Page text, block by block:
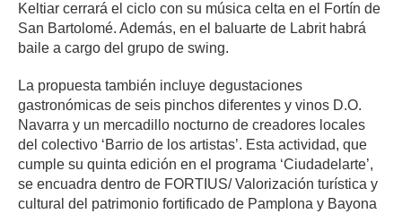
Keltiar cerrará el ciclo con su música celta en el Fortín de
San Bartolomé. Además, en el baluarte de Labrit habrá
baile a cargo del grupo de swing.
La propuesta también incluye degustaciones
gastronómicas de seis pinchos diferentes y vinos D.O.
Navarra y un mercadillo nocturno de creadores locales
del colectivo ‘Barrio de los artistas’. Esta actividad, que
cumple su quinta edición en el programa ‘Ciudadelarte’,
se encuadra dentro de FORTIUS/ Valorización turística y
cultural del patrimonio fortificado de Pamplona y Bayona